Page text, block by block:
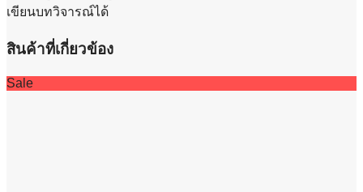
เขียนบทวิจารณ์ได้
สินค้าที่เกี่ยวข้อง
Sale